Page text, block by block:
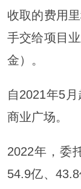
收取的费用
手交给项目
金）。
自2021年5
商业广场。
2022年，委
54.9亿、